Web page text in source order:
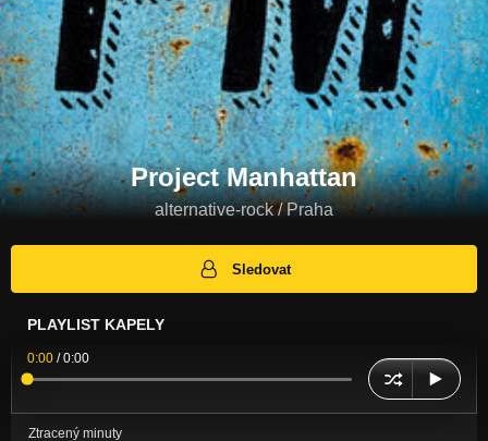
Project Manhattan
alternative-rock / Praha
Sledovat
PLAYLIST KAPELY
0:00 /0:00
Ztracený minuty